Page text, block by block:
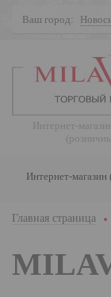
Ваш город:
Интернет-
Интернет-
Главная страница